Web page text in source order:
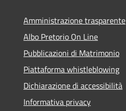
Amministrazione trasparente
Albo Pretorio On Line
Pubblicazioni di Matrimonio
Piattaforma whistleblowing
Dichiarazione di accessibilità
Informativa privacy